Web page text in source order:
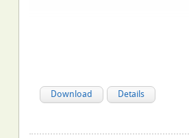
Download Details